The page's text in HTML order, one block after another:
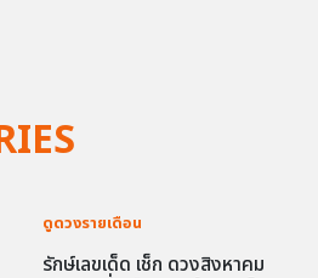
ดูดวงรายเดือน
รักษ์เลขเด็ด เช็ก ดวงสิงหาคม